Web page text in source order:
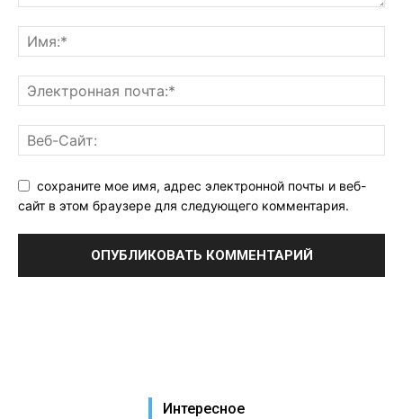
сохраните мое имя, адрес электронной почты и веб-
сайт в этом браузере для следующего комментария.
Интересное